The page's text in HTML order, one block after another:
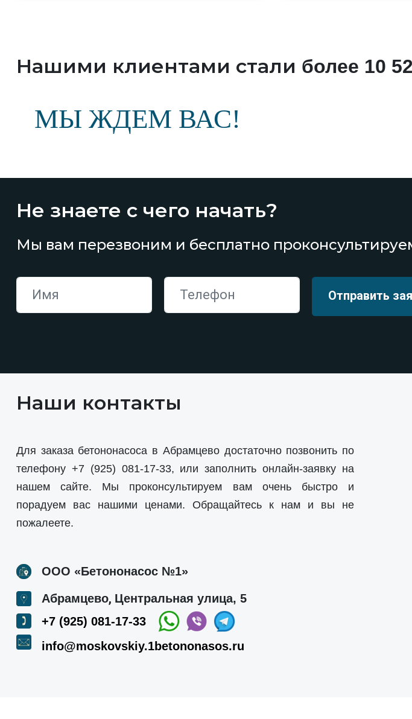
Нашими клиентами стали более 10
МЫ ЖДЕМ ВАС!
Не знаете с чего начать?
Мы вам перезвоним и бесплатно
Наши контакты
Для заказа бетононасоса в Абрамцево достаточно позвонить по
телефону +7 (925) 081-17-33, или заполнить онлайн-заявку на
нашем сайте. Мы проконсультируем вам очень быстро и
порадуем вас нашими ценами. Обращайтесь к нам и вы не
пожалеете.
ООО «Бетононасос №1»
Абрамцево, Центральная улица, 5
+7 (925) 081-17-33
info@moskovskiy.1betononasos.ru